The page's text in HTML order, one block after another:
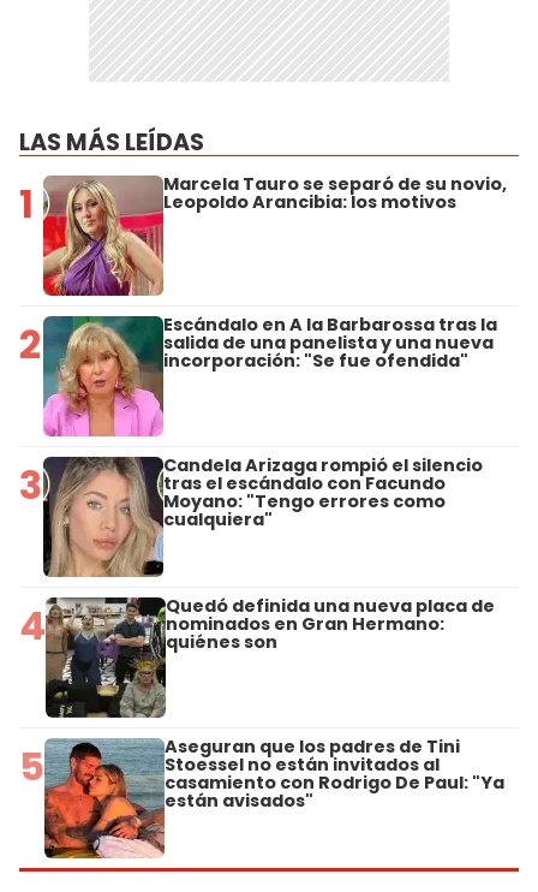
LAS MÁS LEÍDAS
1 Marcela Tauro se separó de su novio,
Leopoldo Arancibia: los motivos
2 Escándalo en A la Barbarossa tras la
salida de una panelista y una nueva
incorporación: "Se fue ofendida"
3 Candela Arizaga rompió el silencio
tras el escándalo con Facundo
Moyano: "Tengo errores como
cualquiera"
4 Quedó definida una nueva placa de
nominados en Gran Hermano:
quiénes son
5 Aseguran que los padres de Tini
Stoessel no están invitados al
casamiento con Rodrigo De Paul: "Ya
están avisados"